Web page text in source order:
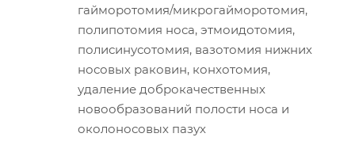
гайморотомия/микрогайморотомия,
полипотомия носа, этмоидотомия,
полисинусотомия, вазотомия нижних
носовых раковин, конхотомия,
удаление доброкачественных
новообразований полости носа и
околоносовых пазух